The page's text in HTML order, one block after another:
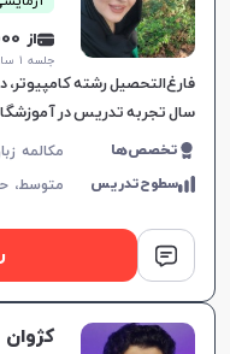
از 385,000 تومان
جلسه ۱ ساعتی
سال تجربه تدریس در
هوانوردی، راهنمایی به سوی
تخصص‌ها
سطوح‌تدریس متوسط،